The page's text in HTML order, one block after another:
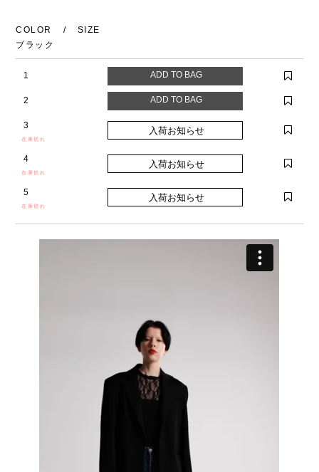
COLOR
SIZE
ブラック
1
2
3
在庫切れ
4
在庫切れ
5
在庫切れ